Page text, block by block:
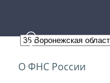
О ФНС России